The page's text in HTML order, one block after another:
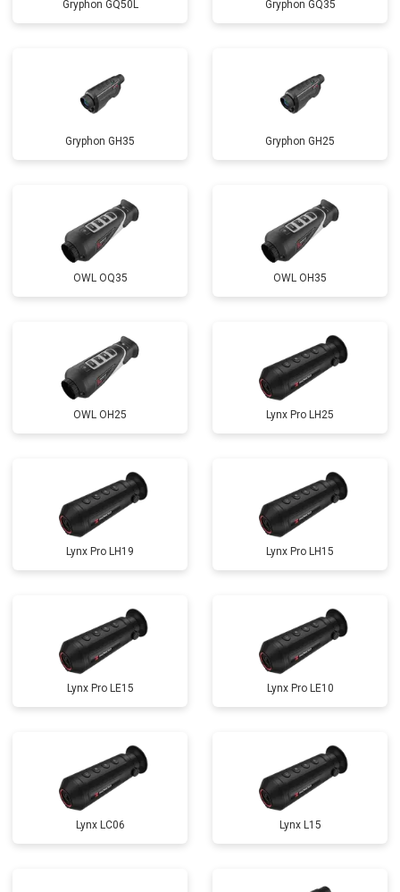
Gryphon GQ50L Gryphon GQ35
Gryphon GH35 Gryphon GH25
OWL OQ35 OWL OH35
OWL OH25 Lynx Pro LH25
Lynx Pro LH19 Lynx Pro LH15
Lynx Pro LE15 Lynx Pro LE10
Lynx LC06 Lynx L15